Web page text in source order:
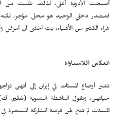
أصبحت الأدوية أغلى، لذلك طلبت من
فمصدر دخلي الوحيد هو محل مؤجر، لكنه
شراء الكثير من الأشياء، بت أخشى أن أمرض
انعكاس اللامساواة
تشير أوضاع المسنّات في إيران إلى أنهن
حياتهن، وتقول الناشطة النسوية (شلير.
المسنّات لم تتح لهن فرصة المشاركة المستمرة